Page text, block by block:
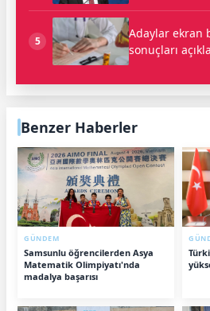
5
Adaylar ekran
sonuçları
Benzer Haberler
GÜNDEM
Samsunlu öğrencilerden Asya
Matematik Olimpiyatı'nda
madalya başarısı